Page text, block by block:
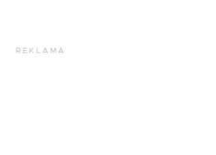
REKLAMA